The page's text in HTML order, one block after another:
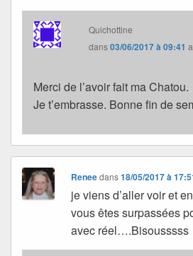
Quichottine
dans03/06/2017 à 09:41
Merci de l’avoir fait ma Chatou.
Je t’embrasse. Bonne fin de
Reneedans18/05/2017 à
je viens d’aller voir et
vous êtes surpassées
avec réel….Bisousssss